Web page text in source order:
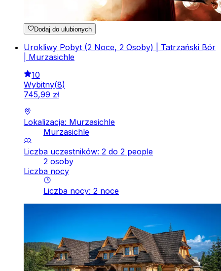
Dodaj do ulubionych
Urokliwy Pobyt (2 Noce, 2 Osoby) | Tatrzański Bór
| Murzasichle
10
Wybitny(8)
745,99 zł
Lokalizacja: Murzasichle
Murzasichle
Liczba uczestników: 2 do 2 people
2 osoby
Liczba nocy
Liczba nocy: 2 noce